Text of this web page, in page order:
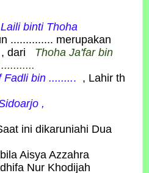
binti Thoha
.............. merupakan
, dari Thoha Ja'far bin
Fadli bin ......... , Lahir th
,
ini dikaruniahi Dua
Aisya Azzahra
Nur Khodijah